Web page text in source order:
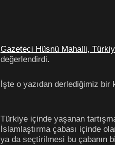
Gazeteci Hüsnü Mahalli,
değerlendirdi.
İşte o yazıdan derlediğimiz bir
Türkiye içinde yaşanan
İslamlaştırma çabası içinde
ya da seçtirilmesi bu çabanın